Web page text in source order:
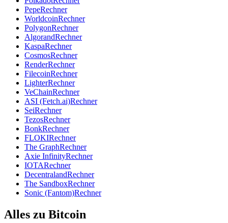
PepeRechner
WorldcoinRechner
PolygonRechner
AlgorandRechner
KaspaRechner
CosmosRechner
RenderRechner
FilecoinRechner
LighterRechner
VeChainRechner
ASI (Fetch.ai)Rechner
SeiRechner
TezosRechner
BonkRechner
FLOKIRechner
The GraphRechner
Axie InfinityRechner
IOTARechner
DecentralandRechner
The SandboxRechner
Sonic (Fantom)Rechner
Alles zu Bitcoin